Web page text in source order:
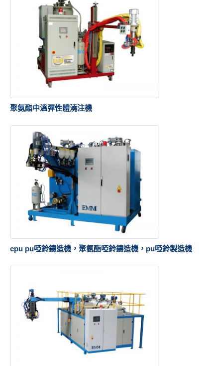
聚氨酯中溫彈性體澆注機
cpu pu啞鈴鑄造機，聚氨酯啞鈴鑄造機，pu啞鈴製造機